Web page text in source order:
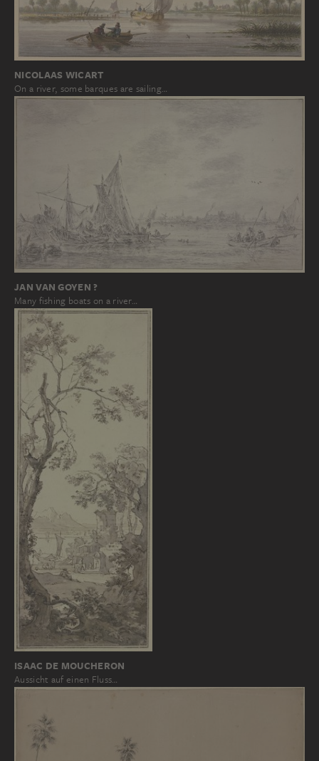
NICOLAAS WICART
On a river, some barques are sailing…
JAN VAN GOYEN ?
Many fishing boats on a river…
ISAAC DE MOUCHERON
Aussicht auf einen Fluss…